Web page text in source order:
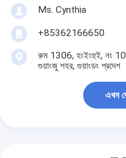
Ms. Cynthia
‪+85362166650‬
রুম 1306, হংইংহুই, নং
গুয়াংজু শহর, গুয়াংডং প্রদেশ
এখন